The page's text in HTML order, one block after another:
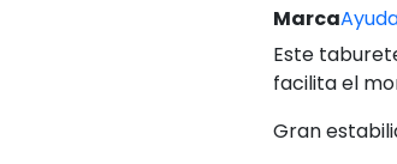
Marca
Este
facilita el
Gran